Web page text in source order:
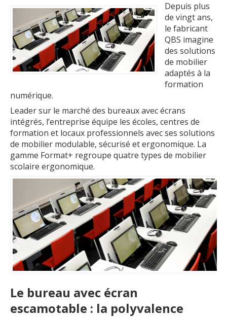
Depuis plus
de vingt ans,
le fabricant
QBS imagine
des solutions
de mobilier
adaptés à la
formation
numérique.
Leader sur le marché des bureaux avec écrans
intégrés, l’entreprise équipe les écoles, centres de
formation et locaux professionnels avec ses solutions
de mobilier modulable, sécurisé et ergonomique. La
gamme Format+ regroupe quatre types de mobilier
scolaire ergonomique.
Le bureau avec écran
escamotable : la polyvalence